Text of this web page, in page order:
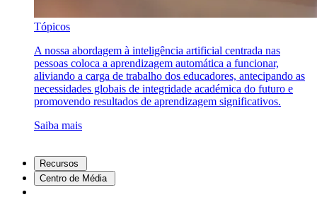
Tópicos
A nossa abordagem à inteligência artificial centrada nas
pessoas coloca a aprendizagem automática a funcionar,
aliviando a carga de trabalho dos educadores, antecipando as
necessidades globais de integridade académica do futuro e
promovendo resultados de aprendizagem significativos.
Saiba mais
Recursos
Centro de Média